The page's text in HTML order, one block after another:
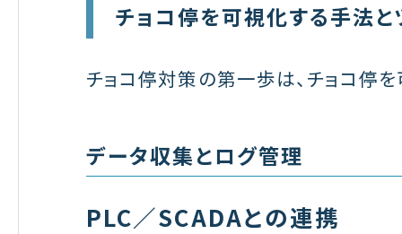
チョコ停を可視化する手法と
チョコ停対策の第一歩は、チョコ停を
データ収集とログ管理
PLC／SCADAとの連携